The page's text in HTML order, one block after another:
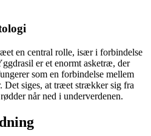
en central rolle, især i forbindelse
er et enormt asketræ, der
som en forbindelse mellem
Det siges, at træet strækker sig fra
når ned i underverdenen.